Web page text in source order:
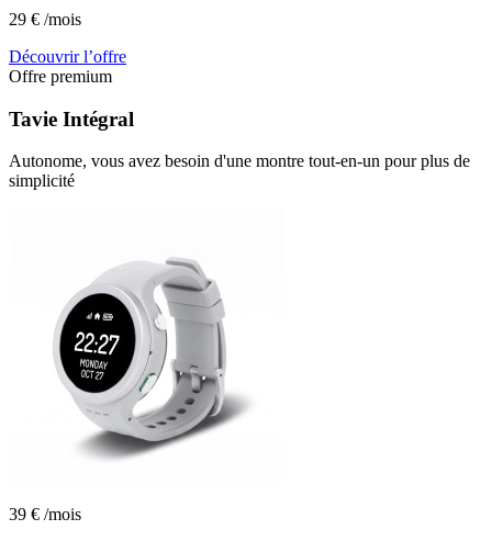
29 € /mois
Découvrir l’offre
Offre premium
Tavie Intégral
Autonome, vous avez besoin d'une montre tout-en-un pour plus de
simplicité
39 € /mois